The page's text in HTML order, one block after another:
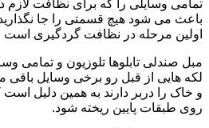
تمامی وسایلی را که برای نظافت لازم
باعث می شود هیچ قسمتی را جا
اولین مرحله در نظافت گردگیری است
مبل صندلی تابلوها تلوزیون و تمامی
لکه هایی از قبل رو برخی وسایل
و خاک را دربر دارند به همین دلیل
روی طبقات پایین ریخته شود.